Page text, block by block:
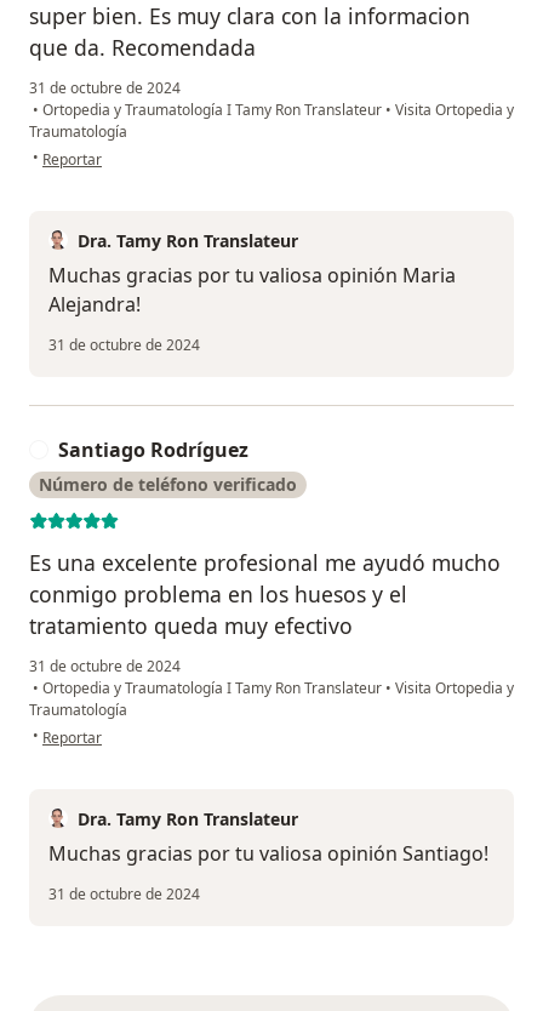
super bien. Es muy clara con la informacion
que da. Recomendada
31 de octubre de 2024
• Ortopedia y Traumatología I Tamy Ron Translateur • Visita Ortopedia y
Traumatología
• en opinión del usuario Maria Alejandra
Reportar
Dra. Tamy Ron Translateur
Muchas gracias por tu valiosa opinión Maria
Alejandra!
31 de octubre de 2024
Santiago Rodríguez
Número de teléfono verificado
Es una excelente profesional me ayudó mucho
conmigo problema en los huesos y el
tratamiento queda muy efectivo
31 de octubre de 2024
• Ortopedia y Traumatología I Tamy Ron Translateur • Visita Ortopedia y
Traumatología
• en opinión del usuario Santiago Rodríguez
Reportar
Dra. Tamy Ron Translateur
Muchas gracias por tu valiosa opinión Santiago!
31 de octubre de 2024